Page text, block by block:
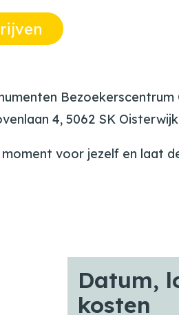
Bezoekerscentrum
4, 5062 SK Oisterwijk
voor jezelf en laat
Datum,
kosten